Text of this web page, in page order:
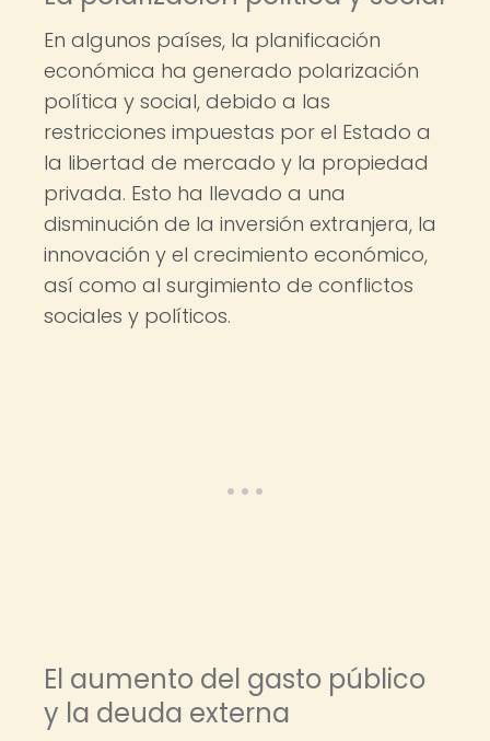
En algunos países, la planificación
económica ha generado polarización
política y social, debido a las
restricciones impuestas por el Estado a
la libertad de mercado y la propiedad
privada. Esto ha llevado a una
disminución de la inversión extranjera, la
innovación y el crecimiento económico,
así como al surgimiento de conflictos
sociales y políticos.
El aumento del gasto público
y la deuda externa